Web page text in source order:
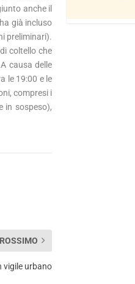
anche il
già incluso
preliminari).
coltello che
causa delle
le 19:00 e le
compresi i
in sospeso),
vigile urbano